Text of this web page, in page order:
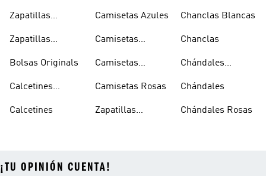
Zapatillas
Zapatillas
Blancas
Bolsas Originals
Calcetines
Blancos
Calcetines
Camisetas Azules
Camisetas
Camisetas
Camisetas Rosas
Zapatillas
Chanclas Blancas
Chanclas
Chándales
Chándales
Chándales Rosas
¡TU OPINIÓN CUENTA!